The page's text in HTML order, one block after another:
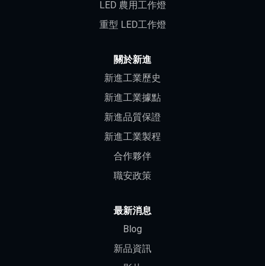
LED 農用工作燈
重型 LED工作燈
關於新進
新進工業歷史
新進工業據點
新進品質保證
新進工業製程
合作夥伴
職安政策
最新消息
Blog
新品資訊